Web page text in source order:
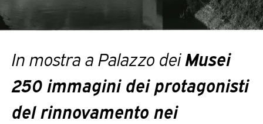
In mostra a Palazzo deiMusei
250 immagini dei protagonisti
del rinnovamento nei